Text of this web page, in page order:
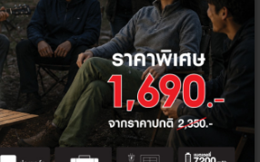
ล้ว ยังสามารถช่วยประหยัดค่าแอร์ได้อีกด้วย
จะเป็นการเพิ่มอุณหภูมิภายในห้อง และทำให้
งของประตู-